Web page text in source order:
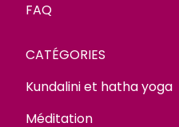
FAQ
CATÉGORIES
Kundalini et hatha yoga
Méditation